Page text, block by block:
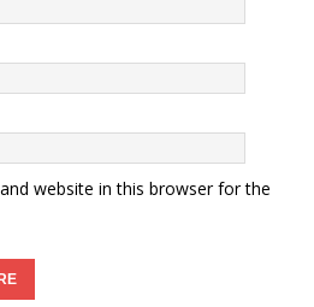
website in this browser for the